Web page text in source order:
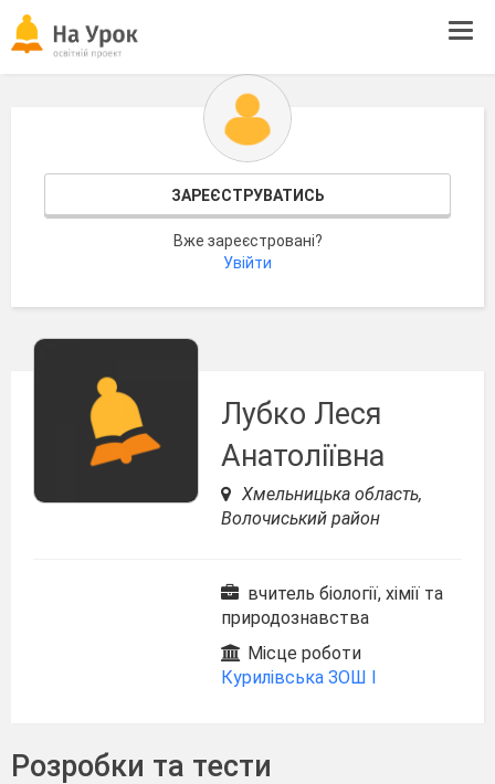
ЗАРЕЄСТРУВАТИСЬ
Вже зареєстровані?
Увійти
Лубко Леся
Анатоліївна
Хмельницька область,
Волочиський район
вчитель біології, хімії та
природознавства
Місце роботи
Курилівська ЗОШ І
Розробки та тести